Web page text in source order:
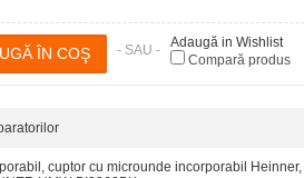
- SAU - Adaugă in Wishlist
Compară produs
, cuptor cu microunde incorporabil Heinner,